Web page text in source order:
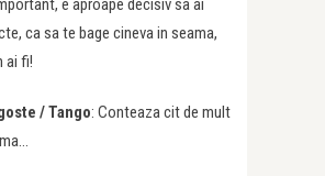
e aproape decisiv sa ai
ca sa te bage cineva in seama,
ai fi!
/Tango: Conteaza cit de mult